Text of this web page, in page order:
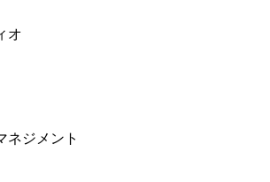
オ
ネジメント